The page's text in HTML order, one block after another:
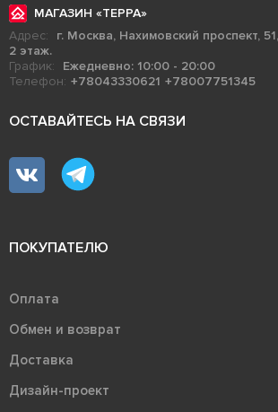
МАГАЗИН «ТЕРРА»
Адрес:
г. Москва, Нахимовский проспект,
2 этаж.
График:
Ежедневно: 10:00 - 20:00
Телефон: +78043330621 +78007751345
ОСТАВАЙТЕСЬ НА СВЯЗИ
ПОКУПАТЕЛЮ
Оплата
Обмен и возврат
Доставка
Дизайн-проект